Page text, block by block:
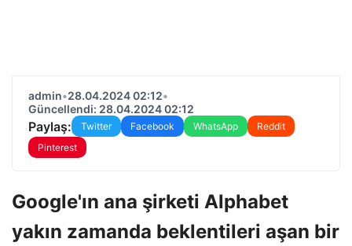
admin•28.04.2024 02:12•
Güncellendi: 28.04.2024 02:12
Paylaş: Twitter Facebook WhatsApp
Reddit
Pinterest
Google'ın ana şirketi Alphabet
yakın zamanda beklentileri aşan bir